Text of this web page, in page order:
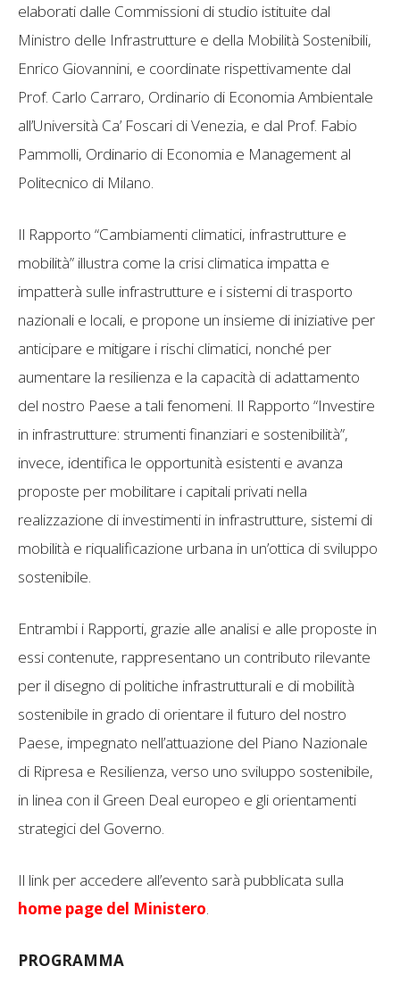
elaborati dalle Commissioni di studio istituite dal
Ministro delle Infrastrutture e della Mobilità Sostenibili,
Enrico Giovannini, e coordinate rispettivamente dal
Prof. Carlo Carraro, Ordinario di Economia Ambientale
all’Università Ca’ Foscari di Venezia, e dal Prof. Fabio
Pammolli, Ordinario di Economia e Management al
Politecnico di Milano.
Il Rapporto “Cambiamenti climatici, infrastrutture e
mobilità” illustra come la crisi climatica impatta e
impatterà sulle infrastrutture e i sistemi di trasporto
nazionali e locali, e propone un insieme di iniziative per
anticipare e mitigare i rischi climatici, nonché per
aumentare la resilienza e la capacità di adattamento
del nostro Paese a tali fenomeni. Il Rapporto “Investire
in infrastrutture: strumenti finanziari e sostenibilità”,
invece, identifica le opportunità esistenti e avanza
proposte per mobilitare i capitali privati nella
realizzazione di investimenti in infrastrutture, sistemi di
mobilità e riqualificazione urbana in un’ottica di sviluppo
sostenibile.
Entrambi i Rapporti, grazie alle analisi e alle proposte in
essi contenute, rappresentano un contributo rilevante
per il disegno di politiche infrastrutturali e di mobilità
sostenibile in grado di orientare il futuro del nostro
Paese, impegnato nell’attuazione del Piano Nazionale
di Ripresa e Resilienza, verso uno sviluppo sostenibile,
in linea con il Green Deal europeo e gli orientamenti
strategici del Governo.
Il link per accedere all’evento sarà pubblicata sulla
home page del Ministero.
PROGRAMMA